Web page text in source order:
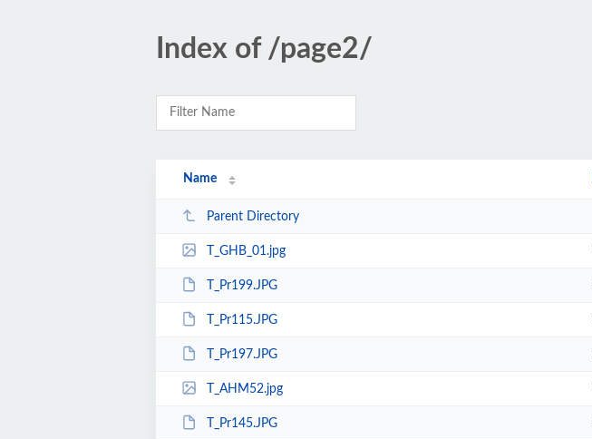
Index of /page2/
Name
Parent Directory
T_GHB_01.jpg
T_Pr199.JPG
T_Pr115.JPG
T_Pr197.JPG
T_AHM52.jpg
T_Pr145.JPG